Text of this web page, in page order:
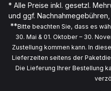
* Alle Preise inkl. gesetzl.
und ggf.
**Bitte beachten Sie, dass es
30. Mai & 01. Oktober – 30.
Zustellung kommen kann. In
Lieferzeiten seitens der
Die Lieferung Ihrer Bestellung